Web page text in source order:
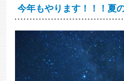
今年もやります！！！夏